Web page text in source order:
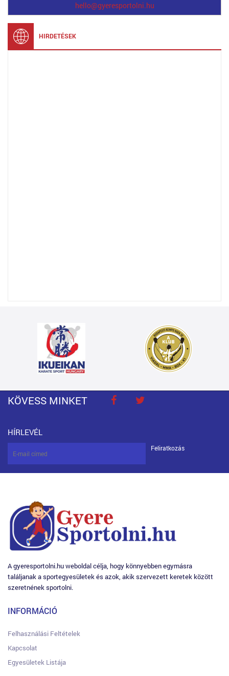
hello@gyeresportolni.hu
HIRDETÉSEK
KÖVESS MINKET
HÍRLEVÉL
Feliratkozás
A gyeresportolni.hu weboldal célja, hogy könnyebben egymásra
találjanak a sportegyesületek és azok, akik szervezett keretek között
szeretnének sportolni.
INFORMÁCIÓ
Felhasználási Feltételek
Kapcsolat
Egyesületek Listája